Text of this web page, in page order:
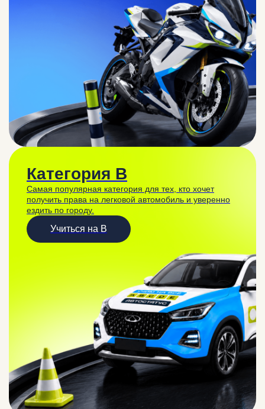
Категория B
Самая популярная категория для тех, кто хочет
получить права на легковой автомобиль и уверенно
ездить по городу.
Учиться на B